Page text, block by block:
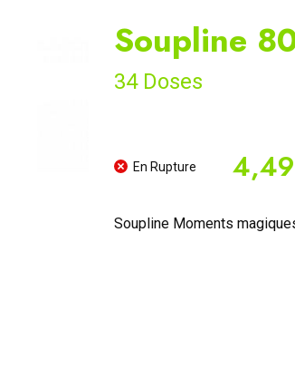
Soupline
34 Doses
En Rupture
Soupline Moments